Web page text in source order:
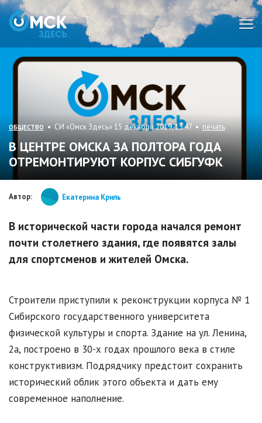
ОБЩЕСТВО • СИ «Омск Здесь» 15 декабря 2019, 13:47 • печать
В ЦЕНТРЕ ОМСКА ЗА ПОЛТОРА ГОДА
ОТРЕМОНТИРУЮТ КОРПУС СИБГУФК
Автор: Екатерина Криль
В исторической части города начался ремонт
почти столетнего здания, где появятся залы
для спортсменов и жителей Омска.
Строители приступили к реконструкции корпуса № 1
Сибирского государственного университета
физической культуры и спорта. Здание на ул. Ленина,
2а, построено в 30-х годах прошлого века в стиле
конструктивизм. Подрядчику предстоит сохранить
исторический облик этого объекта и дать ему
современное наполнение.